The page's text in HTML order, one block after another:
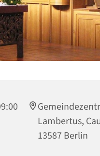
Lambertus,
13587 Berlin